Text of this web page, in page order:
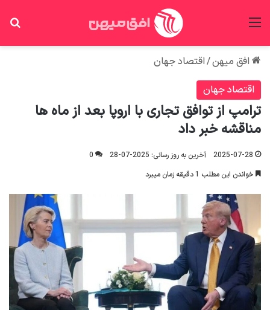
افق میهن/اقتصاد جهان
اقتصاد جهان
ترامپ از توافق تجاری با اروپا بعد از ماه ها
مناقشه خبر داد
2025-07-28 آخرین به روز رسانی: 2025-07-28
0
خواندن این مطلب 1 دقیقه زمان میبرد